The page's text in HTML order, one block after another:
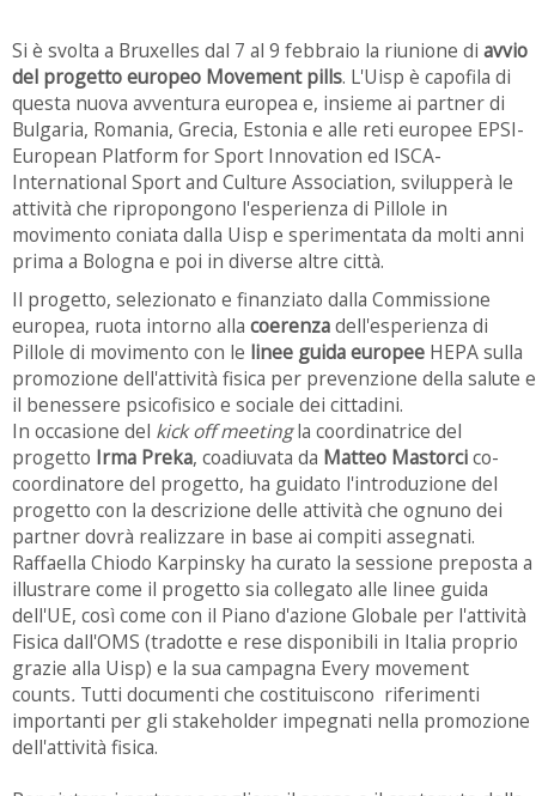
Si è svolta a Bruxelles dal 7 al 9 febbraio la riunione di avvio
del progetto europeo Movement pills. L'Uisp è capofila di
questa nuova avventura europea e, insieme ai partner di
Bulgaria, Romania, Grecia, Estonia e alle reti europee EPSI-
European Platform for Sport Innovation ed ISCA-
International Sport and Culture Association, svilupperà le
attività che ripropongono l'esperienza di Pillole in
movimento coniata dalla Uisp e sperimentata da molti anni
prima a Bologna e poi in diverse altre città.
Il progetto, selezionato e finanziato dalla Commissione
europea, ruota intorno alla coerenzadell'esperienza di
Pillole di movimento con le linee guida europee HEPA sulla
promozione dell'attività fisica per prevenzione della salute e
il benessere psicofisico e sociale dei cittadini.
In occasione del kick off meetingla coordinatrice del
progetto Irma Preka, coadiuvata da Matteo Mastorcico-
coordinatore del progetto, ha guidato l'introduzione del
progetto con la descrizione delle attività che ognuno dei
partner dovrà realizzare in base ai compiti assegnati.
Raffaella Chiodo Karpinsky ha curato la sessione preposta a
illustrare come il progetto sia collegato alle linee guida
dell'UE, così come con il Piano d'azione Globale per l'attività
Fisica dall'OMS (tradotte e rese disponibili in Italia proprio
grazie alla Uisp) e la sua campagna Every movement
counts. Tutti documenti che costituiscono riferimenti
importanti per gli stakeholder impegnati nella promozione
dell'attività fisica.